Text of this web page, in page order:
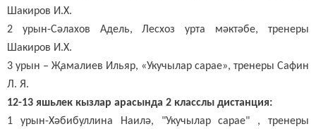
Шакиров И.Х.
2 урын-Сәлахов Адель, Лесхоз урта мәктәбе, тренеры
Шакиров И.Х.
3 урын – Җамалиев Ильяр, «Укучылар сарае», тренеры Сафин
Л. Я.
12-13 яшьлек кызлар арасында 2 класслы дистанция:
1 урын-Хәбибуллина Наилә, "Укучылар сарае" , тренеры